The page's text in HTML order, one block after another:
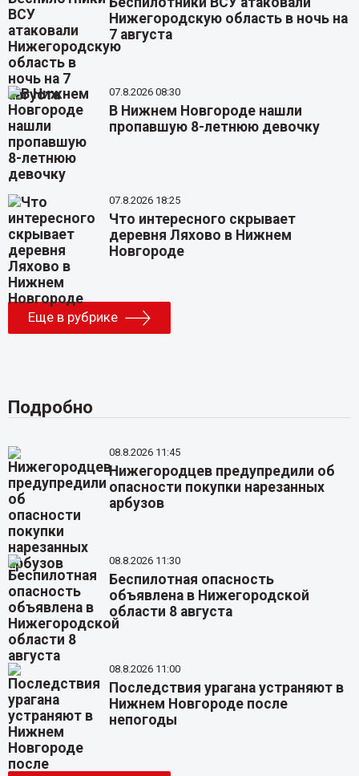
Нижегородскую область в ночь на
7 августа
07.8.2026 08:30
В Нижнем Новгороде нашли
пропавшую 8-летнюю девочку
07.8.2026 18:25
Что интересного скрывает
деревня Ляхово в Нижнем
Новгороде
Еще в рубрике
Подробно
08.8.2026 11:45
Нижегородцев предупредили об
опасности покупки нарезанных
арбузов
08.8.2026 11:30
Беспилотная опасность
объявлена в Нижегородской
области 8 августа
08.8.2026 11:00
Последствия урагана устраняют в
Нижнем Новгороде после
непогоды